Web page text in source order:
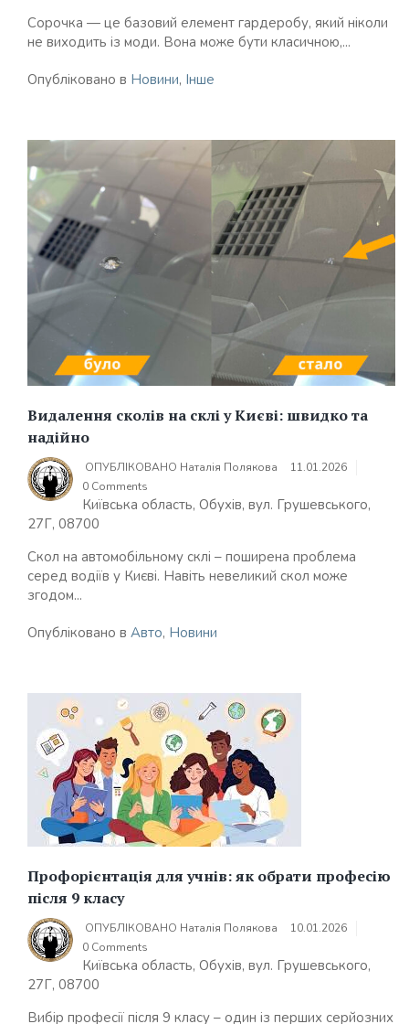
Сорочка — це базовий елемент гардеробу, який ніколи
не виходить із моди. Вона може бути класичною,...
Опубліковано в Новини, Інше
Видалення сколів на склі у Києві: швидко та
надійно
ОПУБЛІКОВАНО Наталія Полякова
11.01.2026
0 Comments
Київська область, Обухів, вул. Грушевського,
27Г, 08700
Скол на автомобільному склі – поширена проблема
серед водіїв у Києві. Навіть невеликий скол може
згодом...
Опубліковано в Авто, Новини
Профорієнтація для учнів: як обрати професію
після 9 класу
ОПУБЛІКОВАНО Наталія Полякова
10.01.2026
0 Comments
Київська область, Обухів, вул. Грушевського,
27Г, 08700
Вибір професії після 9 класу – один із перших серйозних